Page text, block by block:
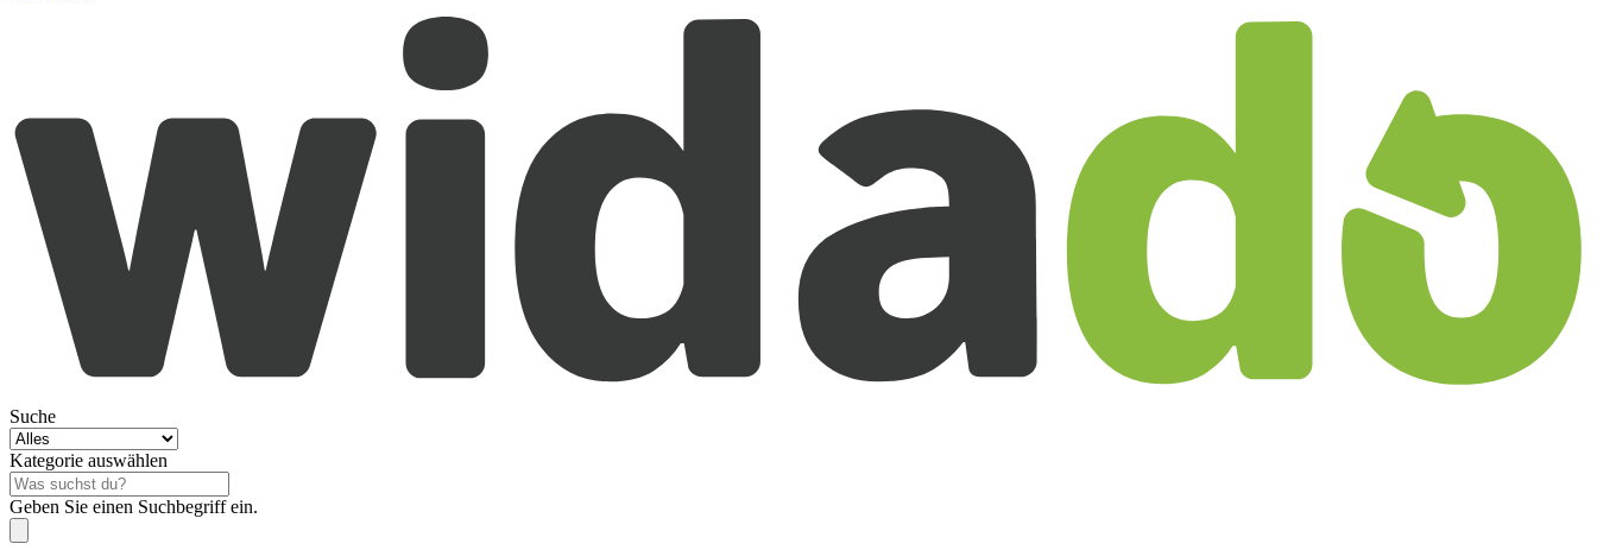
Suche
Kategorie auswählen
Geben Sie einen Suchbegriff ein.